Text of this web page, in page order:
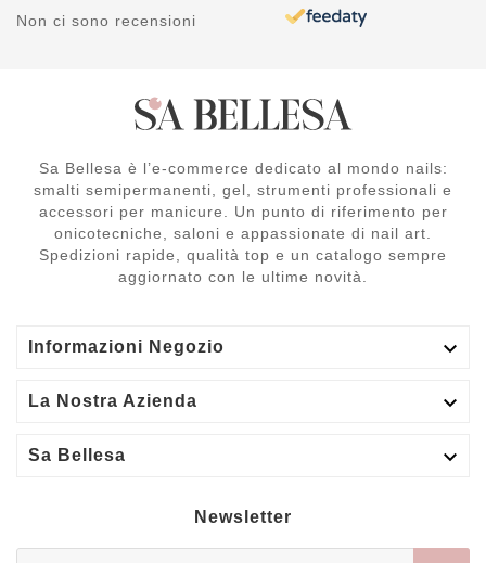
Non ci sono recensioni
Sa Bellesa è l’e-commerce dedicato al mondo nails:
smalti semipermanenti, gel, strumenti professionali e
accessori per manicure. Un punto di riferimento per
onicotecniche, saloni e appassionate di nail art.
Spedizioni rapide, qualità top e un catalogo sempre
aggiornato con le ultime novità.
Informazioni Negozio 
La Nostra Azienda 
Sa Bellesa 
Newsletter